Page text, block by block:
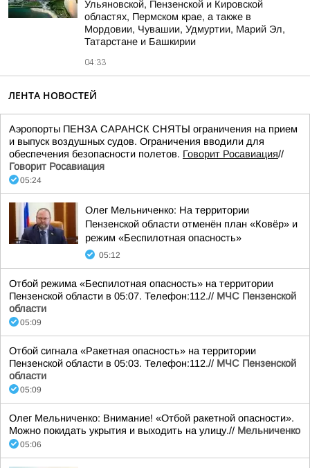
Ульяновской, Пензенской и Кировской
областях, Пермском крае, а также в
Мордовии, Чувашии, Удмуртии, Марий Эл,
Татарстане и Башкирии
04:33
ЛЕНТА НОВОСТЕЙ
Аэропорты ПЕНЗА САРАНСК СНЯТЫ ограничения на прием
и выпуск воздушных судов. Ограничения вводили для
обеспечения безопасности полетов. Говорит Росавиация//
Говорит Росавиация
05:24
Олег Мельниченко: На территории
Пензенской области отменён план «Ковёр» и
режим «Беспилотная опасность»
05:12
Отбой режима «Беспилотная опасность» на территории
Пензенской области в 05:07. Телефон:112.// МЧС Пензенской
области
05:09
Отбой сигнала «Ракетная опасность» на территории
Пензенской области в 05:03. Телефон:112.// МЧС Пензенской
области
05:09
Олег Мельниченко: Внимание! «Отбой ракетной опасности».
Можно покидать укрытия и выходить на улицу.// Мельниченко
05:06